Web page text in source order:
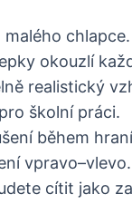
okouzlí
realistický
školní práci.
během
cítit jako